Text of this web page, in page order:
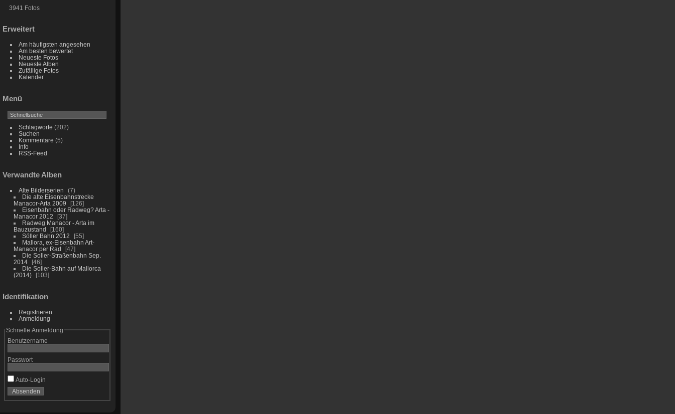
3941 Fotos
Erweitert
Am häufigsten angesehen
Am besten bewertet
Neueste Fotos
Neueste Alben
Zufällige Fotos
Kalender
Menü
Schlagworte (202)
Suchen
Kommentare (5)
Info
RSS-Feed
Verwandte Alben
Alte Bilderserien
7
Die alte Eisenbahnstrecke
Manacor-Arta 2009
126
Eisenbahn oder Radweg? Arta -
Manacor 2012
37
Radweg Manacor - Arta im
Bauzustand
160
Sóller Bahn 2012
55
Mallora, ex-Eisenbahn Art-
Manacor per Rad
47
Die Soller-Straßenbahn Sep.
2014
46
Die Soller-Bahn auf Mallorca
(2014)
103
Identifikation
Registrieren
Anmeldung
Schnelle Anmeldung
Benutzername
Passwort
Auto-Login